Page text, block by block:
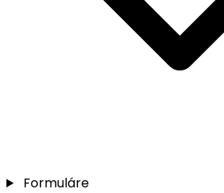
Formuláre